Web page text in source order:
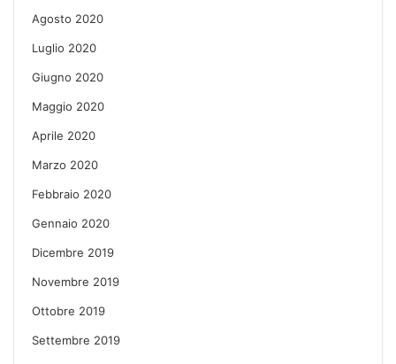
Agosto 2020
Luglio 2020
Giugno 2020
Maggio 2020
Aprile 2020
Marzo 2020
Febbraio 2020
Gennaio 2020
Dicembre 2019
Novembre 2019
Ottobre 2019
Settembre 2019